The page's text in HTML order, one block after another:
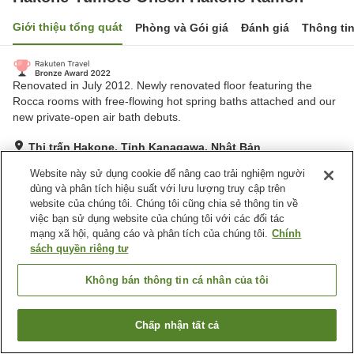
Giới thiệu tổng quát Phòng và Gói giá Đánh giá Thông
Renovated in July 2012. Newly renovated floor featuring the
Rocca rooms with free-flowing hot spring baths attached and our
new private-open air bath debuts.
Thị trấn Hakone, Tỉnh Kanagawa, Nhật Bản
Xuất sắc Đánh giá:65lượt
Tiện nghi chỗ nghỉ
Wi-Fi
Lounge
Trang chủ
Hakone Yumoto Onsen Hakone Kamon
Tìm phòng trống
Website này sử dụng cookie để nâng cao trải nghiệm người
dùng và phân tích hiệu suất với lưu lượng truy cập trên
website của chúng tôi. Chúng tôi cũng chia sẻ thông tin về
việc bạn sử dụng website của chúng tôi với các đối tác
mạng xã hội, quảng cáo và phân tích của chúng tôi. Chính
sách quyền riêng tư
Không bán thông tin cá nhân của tôi
Chấp nhận tất cả